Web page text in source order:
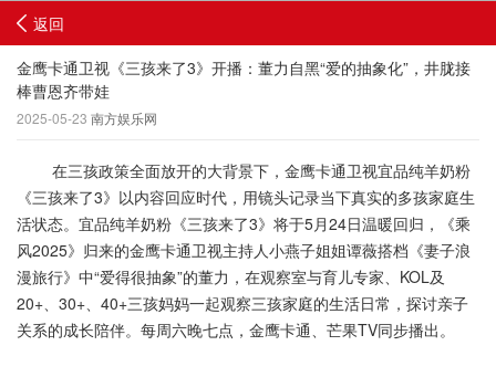
返回
金鹰卡通卫视《三孩来了3》开播：董力自黑“爱的抽象化”，井胧接
棒曹恩齐带娃
2025-05-23 南方娱乐网
在三孩政策全面放开的大背景下，金鹰卡通卫视宜品纯羊奶粉
《三孩来了3》以内容回应时代，用镜头记录当下真实的多孩家庭生
活状态。宜品纯羊奶粉《三孩来了3》将于5月24日温暖回归，《乘
风2025》归来的金鹰卡通卫视主持人小燕子姐姐谭薇搭档《妻子浪
漫旅行》中“爱得很抽象”的董力，在观察室与育儿专家、KOL及
20+、30+、40+三孩妈妈一起观察三孩家庭的生活日常，探讨亲子
关系的成长陪伴。每周六晚七点，金鹰卡通、芒果TV同步播出。